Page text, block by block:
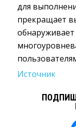
для
прекращает
Источник